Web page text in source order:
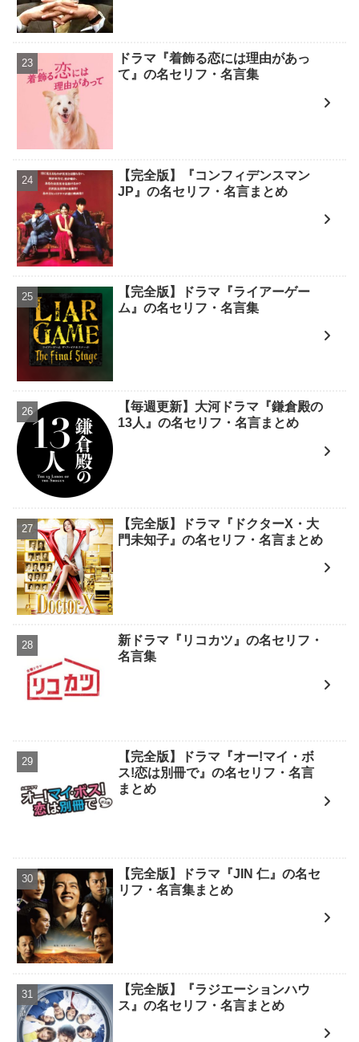
ドラマ『着飾る恋には理由があっ
て』の名セリフ・名言集
【完全版】『コンフィデンスマン
JP』の名セリフ・名言まとめ
【完全版】ドラマ『ライアーゲー
ム』の名セリフ・名言集
【毎週更新】大河ドラマ『鎌倉殿の
13人』の名セリフ・名言まとめ
【完全版】ドラマ『ドクターX・大
門未知子』の名セリフ・名言まとめ
新ドラマ『リコカツ』の名セリフ・
名言集
【完全版】ドラマ『オー!マイ・ボ
ス!恋は別冊で』の名セリフ・名言
まとめ
【完全版】ドラマ『JIN 仁』の名セ
リフ・名言集まとめ
【完全版】『ラジエーションハウ
ス』の名セリフ・名言まとめ